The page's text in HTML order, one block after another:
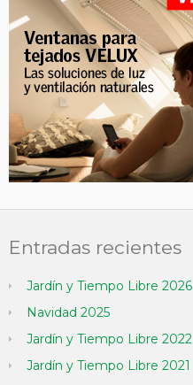
Entradas recientes
Jardín y Tiempo Libre 2026
Navidad 2025
Jardín y Tiempo Libre 2022
Jardín y Tiempo Libre 2021